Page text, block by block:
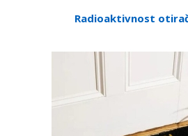
Radioaktivnost